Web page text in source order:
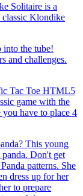
Solitaire is a
Klondike
into the tube!
and challenges.
Tac Toe HTML5
game with the
have to place 4
This young
Don't get
patterns. She
dress up for her
to prepare